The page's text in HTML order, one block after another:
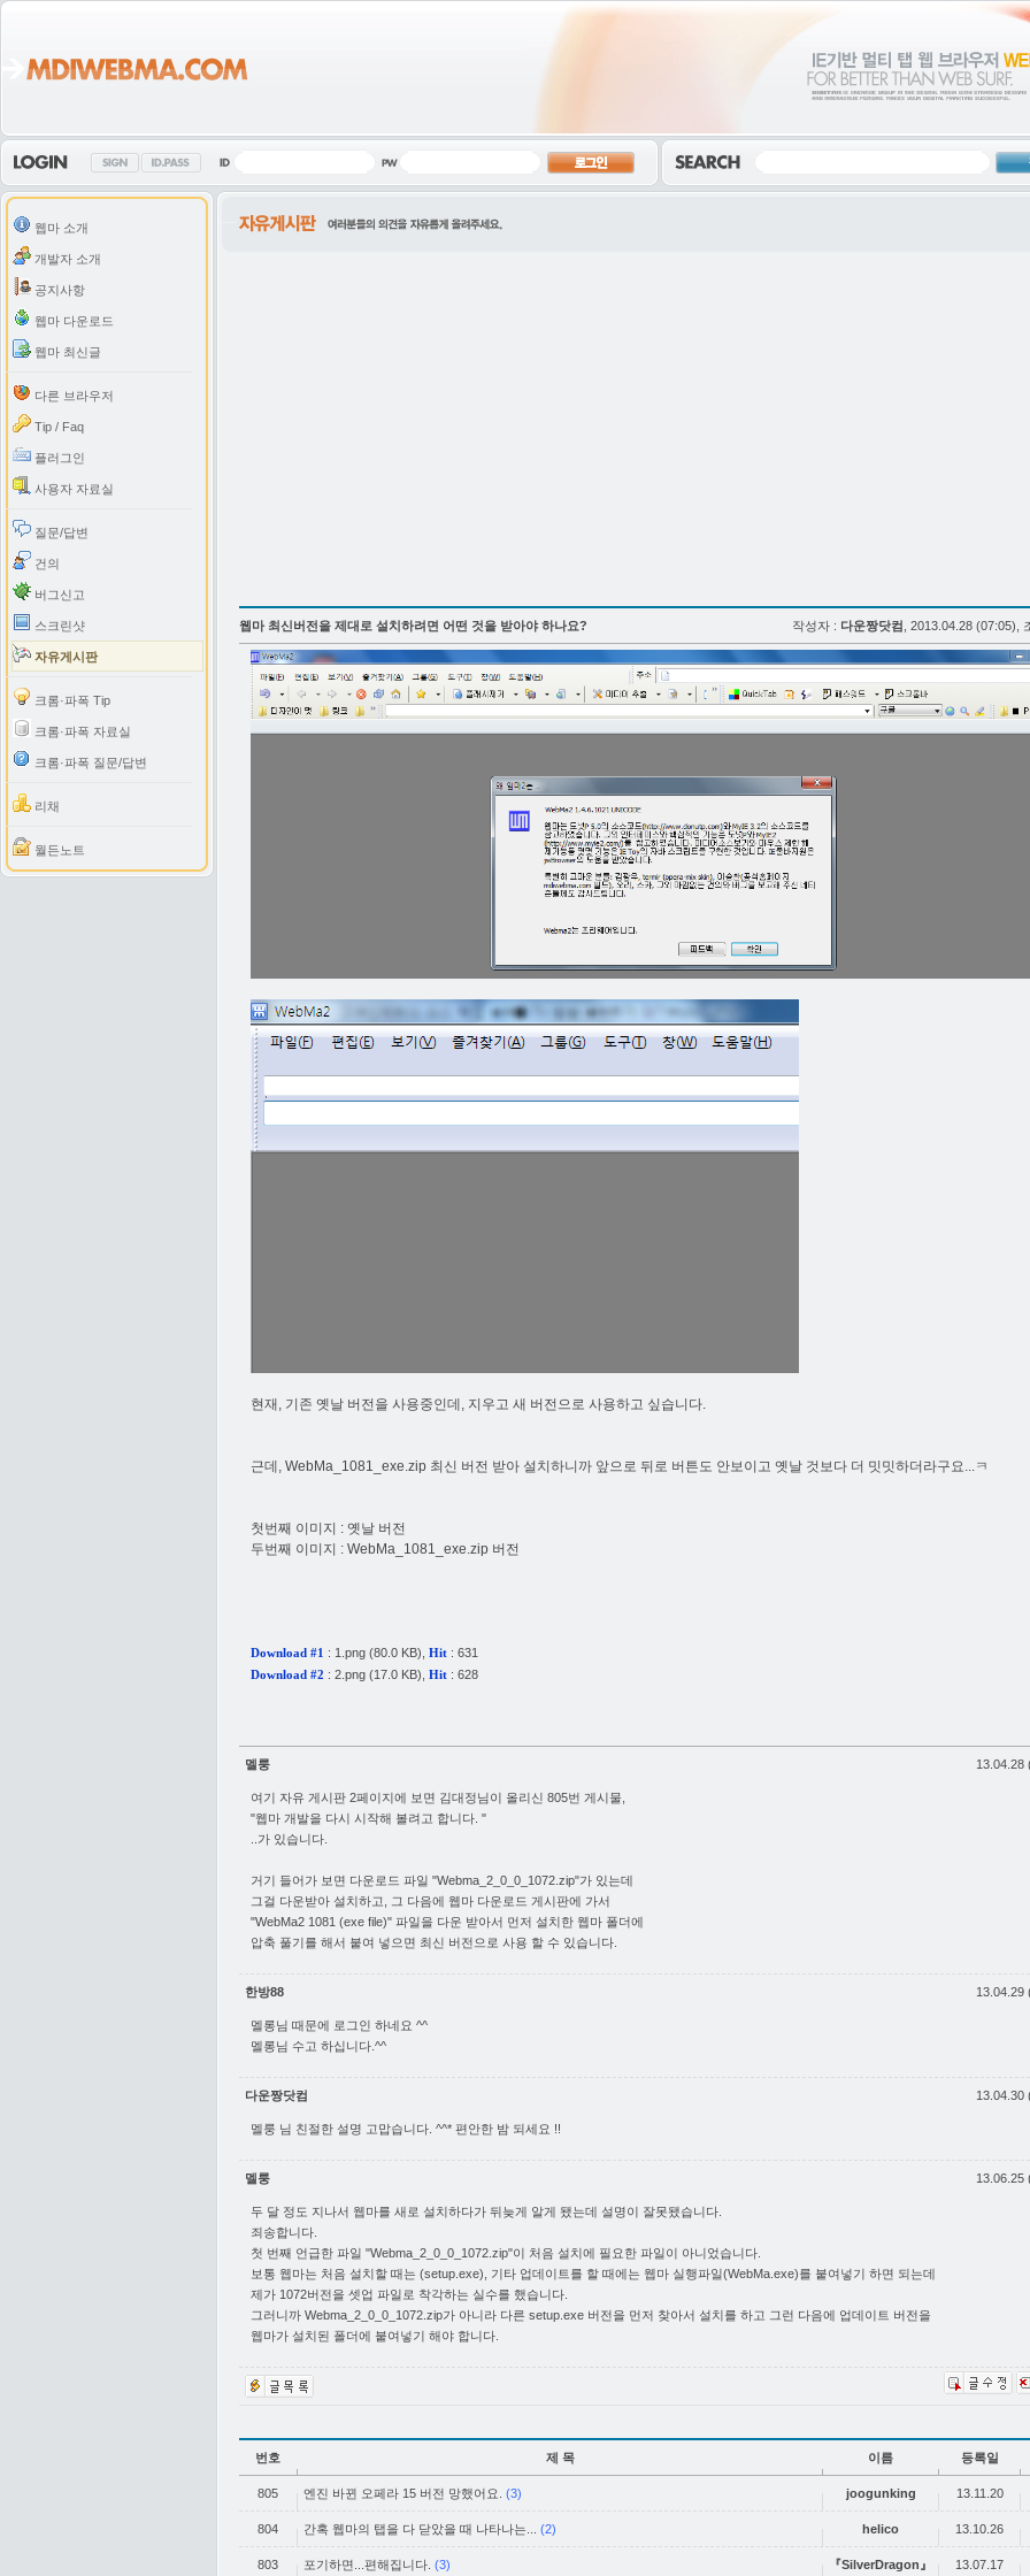
웹마 소개
개발자 소개
공지사항
웹마 다운로드
웹마 최신글
다른 브라우저
Tip / Faq
플러그인
사용자 자료실
질문/답변
건의
버그신고
스크린샷
자유게시판
크롬·파폭 Tip
크롬·파폭 자료실
크롬·파폭 질문/답변
리채
월든노트
웹마 최신버전을 제대로 설치하려면 어떤 것을 받아야 하나요? 작성자 : 다운짱닷컴 , 2013.04.28 (07:05),
현재, 기존 옛날 버전을 사용중인데, 지우고 새 버전으로 사용하고 싶습니다.
근데, WebMa_1081_exe.zip 최신 버전 받아 설치하니까 앞으로 뒤로 버튼도 안보이고 옛날 것보다 더 밋밋하더라구요...ㅋ
첫번째 이미지 : 옛날 버전
두번째 이미지 : WebMa_1081_exe.zip 버전
Download #1 : 1.png (80.0 KB), Hit : 631
Download #2 : 2.png (17.0 KB), Hit : 628
멜룽 13.04.28
여기 자유 게시판 2페이지에 보면 김대정님이 올리신 805번 게시물,
"웹마 개발을 다시 시작해 볼려고 합니다. "
..가 있습니다.
거기 들어가 보면 다운로드 파일 "Webma_2_0_0_1072.zip"가 있는데
그걸 다운받아 설치하고, 그 다음에 웹마 다운로드 게시판에 가서
"WebMa2 1081 (exe file)" 파일을 다운 받아서 먼저 설치한 웹마 폴더에
압축 풀기를 해서 붙여 넣으면 최신 버전으로 사용 할 수 있습니다.
한방88 13.04.29
멜롱님 때문에 로그인 하네요 ^^
멜롱님 수고 하십니다.^^
다운짱닷컴 13.04.30
멜룽 님 친절한 설명 고맙습니다. ^^* 편안한 밤 되세요 !!
멜룽 13.06.25
두 달 정도 지나서 웹마를 새로 설치하다가 뒤늦게 알게 됐는데 설명이 잘못됐습니다.
죄송합니다.
첫 번째 언급한 파일 "Webma_2_0_0_1072.zip"이 처음 설치에 필요한 파일이 아니었습니다.
보통 웹마는 처음 설치할 때는 (setup.exe), 기타 업데이트를 할 때에는 웹마 실행파일(WebMa.exe)를 붙여넣기 하면 되는데
제가 1072버전을 셋업 파일로 착각하는 실수를 했습니다.
그러니까 Webma_2_0_0_1072.zip가 아니라 다른 setup.exe 버전을 먼저 찾아서 설치를 하고 그런 다음에 업데이트 버전을
웹마가 설치된 폴더에 붙여넣기 해야 합니다.
번호 제 목 이름 등록일
805 엔진 바뀐 오페라 15 버전 망했어요. (3) joogunking 13.11.20
804 간혹 웹마의 탭을 다 닫았을 때 나타나는... (2) helico 13.10.26
803 포기하면...편해집니다. (3) 『SilverDragon』 13.07.17